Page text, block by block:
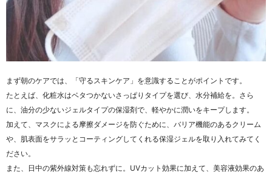
まず朝のケアでは、「守るスキンケア」を意識することがポイントです。
たとえば、化粧水はベタつかないさっぱりタイプを選び、水分補給を。さら
に、油分の少ないジェルタイプの保湿剤で、軽やかに潤いをキープします。
加えて、マスクによる摩擦ダメージを防ぐために、バリア機能のあるクリーム
や、肌表面をサラッとコーティングしてくれる保湿ジェルを取り入れてみてく
ださい。
また、日中の紫外線対策も忘れずに。UVカット効果に加えて、美容液効果のあ